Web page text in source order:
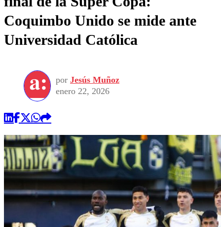
Coquimbo Unido se mide ante
Universidad Católica
por Jesús Muñoz
enero 22, 2026